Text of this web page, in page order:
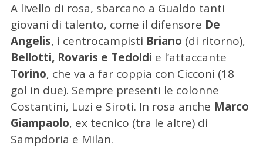
A livello di rosa, sbarcano a Gualdo tanti
giovani di talento, come il difensore De
Angelis, i centrocampisti Briano (di ritorno),
Bellotti, Rovaris e Tedoldi e l’attaccante
Torino, che va a far coppia con Cicconi (18
gol in due). Sempre presenti le colonne
Costantini, Luzi e Siroti. In rosa anche Marco
Giampaolo, ex tecnico (tra le altre) di
Sampdoria e Milan.
C
e
r
a
p
e
r